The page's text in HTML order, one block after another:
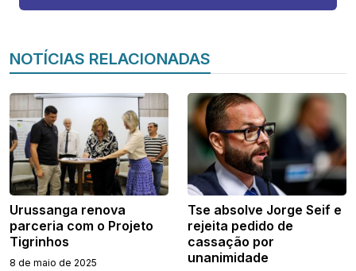
NOTÍCIAS RELACIONADAS
Urussanga renova
parceria com o Projeto
Tigrinhos
8 de maio de 2025
Tse absolve Jorge Seif e
rejeita pedido de
cassação por
unanimidade